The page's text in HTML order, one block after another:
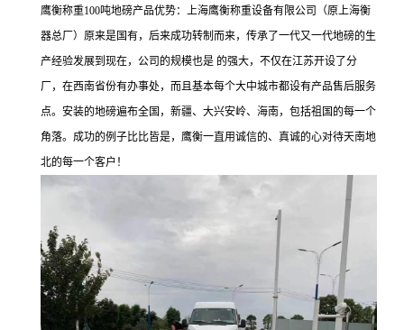
鹰衡称重100吨地磅产品优势：上海鹰衡称重设备有限公司（原上海衡
器总厂）原来是国有，后来成功转制而来，传承了一代又一代地磅的生
产经验发展到现在，公司的规模也是 的强大，不仅在江苏开设了分
厂，在西南省份有办事处，而且基本每个大中城市都设有产品售后服务
点。安装的地磅遍布全国，新疆、大兴安岭、海南，包括祖国的每一个
角落。成功的例子比比皆是，鹰衡一直用诚信的、真诚的心对待天南地
北的每一个客户！